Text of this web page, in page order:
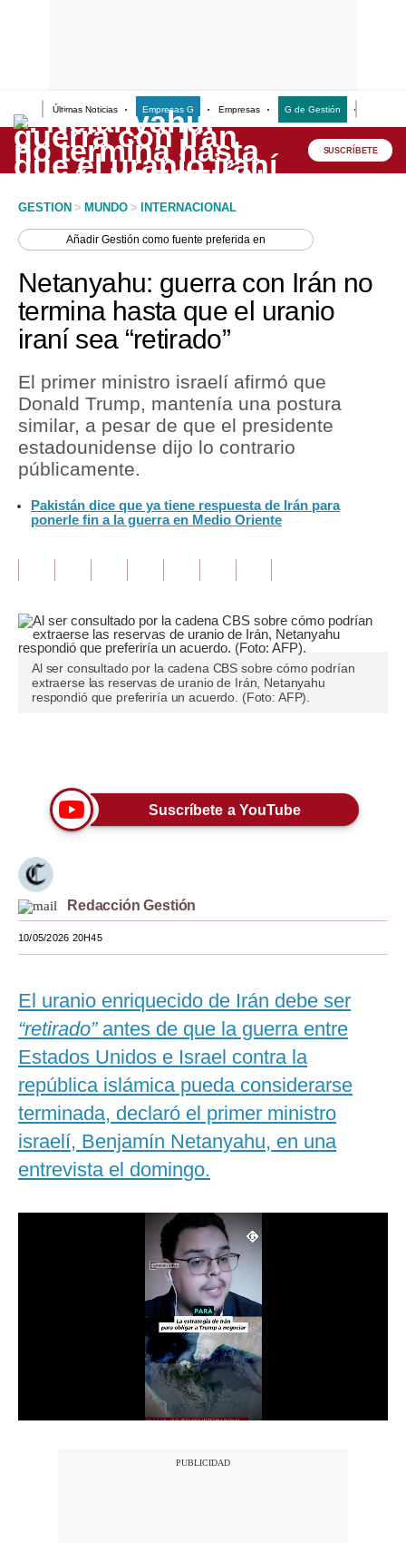
Últimas Noticias Empresas G Empresas G de Gestión
Lo último
Peru Quiosco
Economía
Mercados
Política
Tu Dinero
Finanzas Personales
Inmobiliarias
Opinión
Editorial
Pregunta de hoy
Blogs
Viajes
Estilos
Mundo
España
Internacional
Tecnología
Mix
SUSCRÍBETE
GESTION > MUNDO > INTERNACIONAL
AñadirGestión como fuente preferida en
Netanyahu: guerra con Irán no
termina hasta que el uranio
iraní sea “retirado”
El primer ministro israelí afirmó que
Donald Trump, mantenía una postura
similar, a pesar de que el presidente
estadounidense dijo lo contrario
públicamente.
Pakistán dice que ya tiene respuesta de Irán para
ponerle fin a la guerra en Medio Oriente
Al ser consultado por la cadena CBS sobre cómo podrían
extraerse las reservas de uranio de Irán, Netanyahu
respondió que preferiría un acuerdo. (Foto: AFP).
Suscríbete a YouTube
Redacción Gestión
10/05/2026 20H45
El uranio enriquecido de Irán debe ser
“retirado” antes de que la guerra entre
Estados Unidos e Israel contra la
república islámica pueda considerarse
terminada, declaró el primer ministro
israelí, Benjamín Netanyahu, en una
entrevista el domingo.